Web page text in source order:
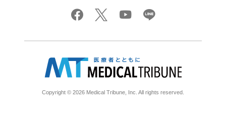
Copyright © 2026 Medical Tribune, Inc. All rights reserved.